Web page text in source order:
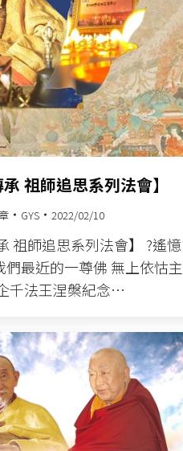
承 祖師追思系列法會】
GYS 2022/02/10
祖師追思系列法會】 ?遙憶
最近的一尊佛 無上依怙主
千法王涅槃紀念…